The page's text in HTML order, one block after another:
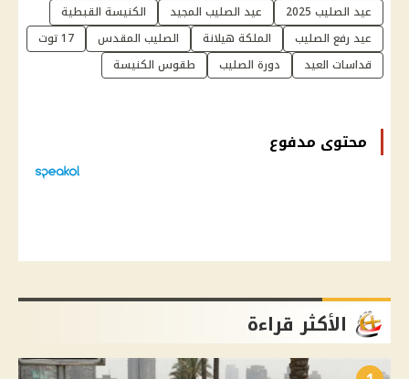
عيد الصليب 2025 عيد الصليب المجيد
الكنيسة القبطية
عيد رفع الصليب
الملكة هيلانة الصليب المقدس
17 توت
قداسات العيد
دورة الصليب طقوس الكنيسة
محتوى مدفوع
الأكثر قراءة